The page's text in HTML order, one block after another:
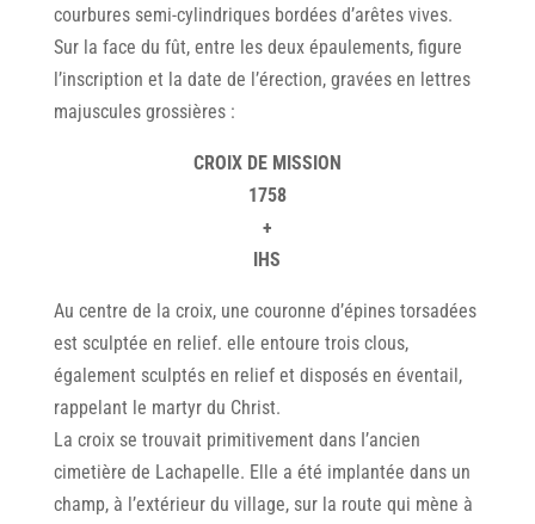
courbures semi-cylindriques bordées d’arêtes vives.
Sur la face du fût, entre les deux épaulements, figure
l’inscription et la date de l’érection, gravées en lettres
majuscules grossières :
CROIX DE MISSION
1758
+
IHS
Au centre de la croix, une couronne d’épines torsadées
est sculptée en relief. elle entoure trois clous,
également sculptés en relief et disposés en éventail,
rappelant le martyr du Christ.
La croix se trouvait primitivement dans I’ancien
cimetière de Lachapelle. Elle a été implantée dans un
champ, à l’extérieur du village, sur la route qui mène à